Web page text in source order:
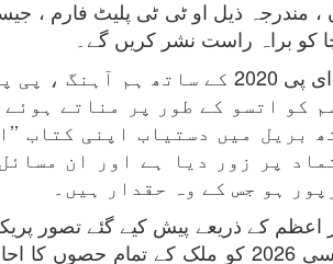
کو براہ راست نشر کریں گے۔
این ای پی 2020 کے ساتھ
کو اتسو کے طور پر مناتے
بریل میں دستیاب اپنی کتاب
پر زور دیا ہے اور ان
ہو جس کے وہ حقدار ہیں۔
اعظم کے ذریعے پیش کیے گئے تصور